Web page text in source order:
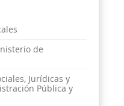
de
Jurídicas y
Pública y